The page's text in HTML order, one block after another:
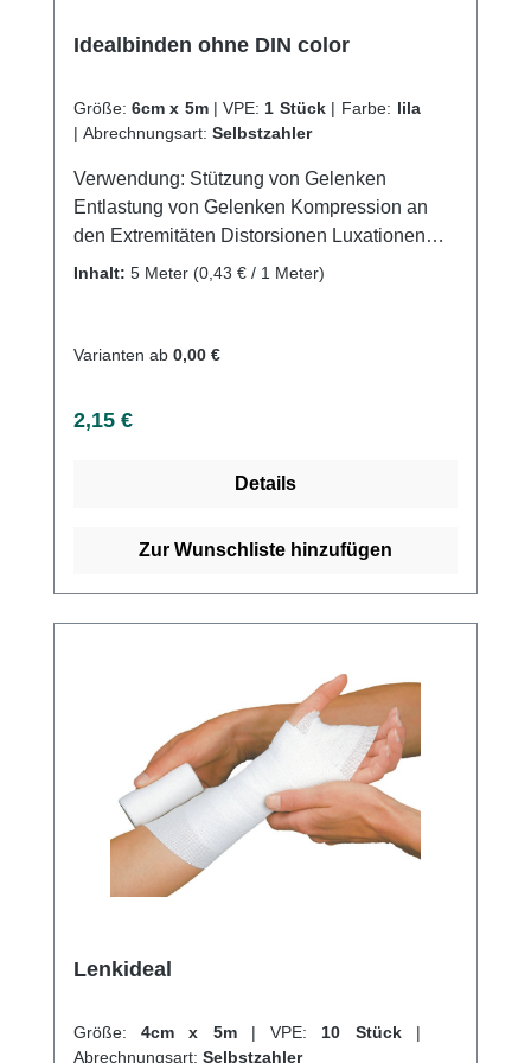
Idealbinden ohne DIN color
Größe: 6cm x 5m | VPE: 1 Stück | Farbe: lila
| Abrechnungsart: Selbstzahler
Verwendung: Stützung von Gelenken
Entlastung von Gelenken Kompression an
den Extremitäten Distorsionen Luxationen
Sportverletzungen Produktqualität:
Bindenhaftung durch hohen Baumwollanteil
60°CKaufen Sie jetzt Idealbinden ohne DIN
unserem schnellen Versand und unserem
Inhalt: 5 Meter (0,43 € / 1 Meter)
Varianten ab 0,00 €
Regulärer Preis:
2,15 €
Details
Zur Wunschliste hinzufügen
Lenkideal
Größe: 4cm x 5m | VPE: 10 Stück |
Abrechnungsart: Selbstzahler